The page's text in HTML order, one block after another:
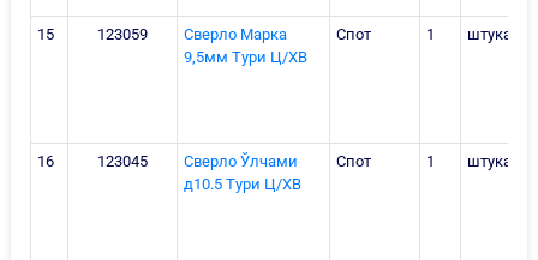
15 123059
Сверло Марка
9,5мм Тури Ц/ХВ
Спот 1 штука
16 123045
Сверло Ўлчами
д10.5 Тури Ц/ХВ
Спот 1 штука